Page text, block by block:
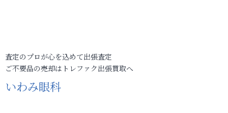
査定のプロが心を込めて出張査定
ご不要品の売却はトレファク出張買取へ
いわみ眼科